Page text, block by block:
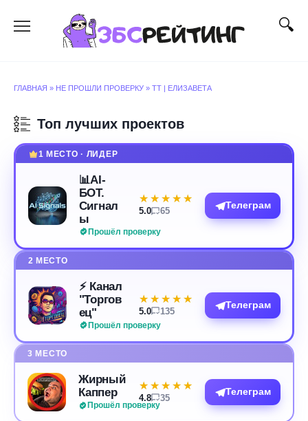
содержанию
ГЛАВНАЯ » НЕ ПРОШЛИ ПРОВЕРКУ » TT | ЕЛИЗАВЕТА
Топ лучших проектов
1 МЕСТО · ЛИДЕР
📊AI-
БОТ.
Сигнал
ы
Прошёл проверку
★★★★★
★★★★★
5.0 65
Телеграм
2 МЕСТО
⚡️ Канал
"Торгов
ец"
Прошёл проверку
★★★★★
★★★★★
5.0 135
Телеграм
3 МЕСТО
Жирный
Каппер
Прошёл проверку
★★★★★
★★★★★
4.8 35
Телеграм